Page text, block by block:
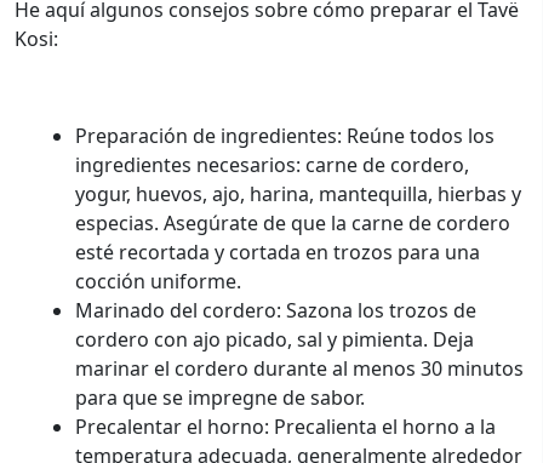
He aquí algunos consejos sobre cómo preparar el Tavë
Kosi:
Preparación de ingredientes: Reúne todos los
ingredientes necesarios: carne de cordero,
yogur, huevos, ajo, harina, mantequilla, hierbas y
especias. Asegúrate de que la carne de cordero
esté recortada y cortada en trozos para una
cocción uniforme.
Marinado del cordero: Sazona los trozos de
cordero con ajo picado, sal y pimienta. Deja
marinar el cordero durante al menos 30 minutos
para que se impregne de sabor.
Precalentar el horno: Precalienta el horno a la
temperatura adecuada, generalmente alrededor